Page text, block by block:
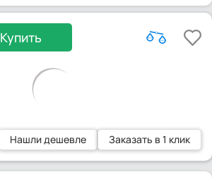
Купить
Нашли дешевле Заказать в 1 клик